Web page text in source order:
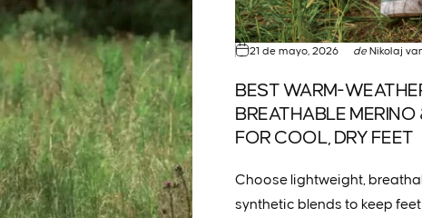
21 de mayo, 2026 deNikolaj
BEST WARM-
BREATHABLE
FOR COOL, DRY FEET
Choose lightweight,
synthetic blends to keep